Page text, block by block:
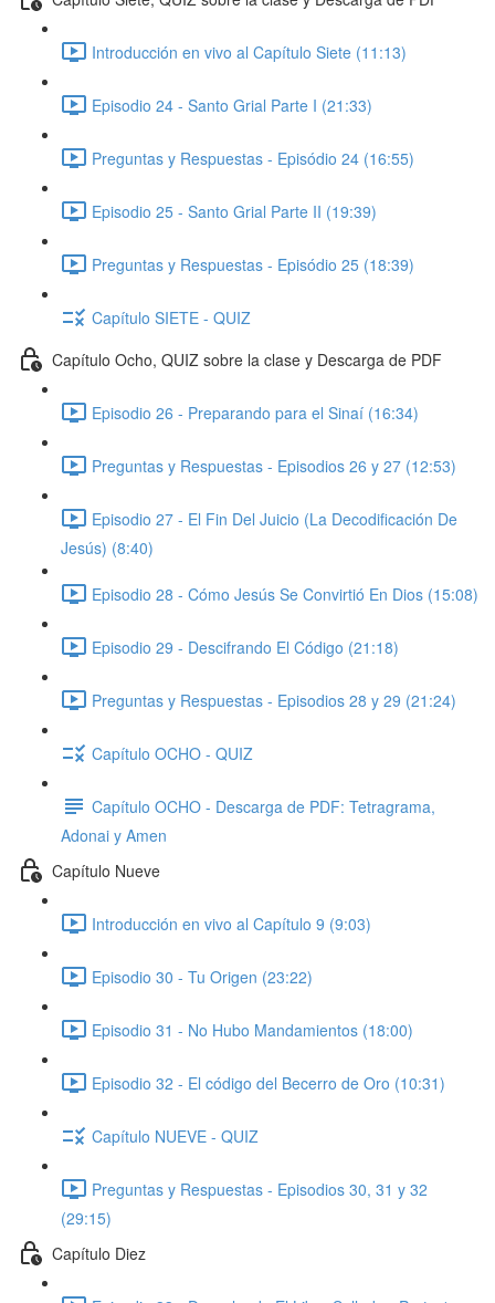
Introducción en vivo al Capítulo Siete (11:13)
Episodio 24 - Santo Grial Parte I (21:33)
Preguntas y Respuestas - Episódio 24 (16:55)
Episodio 25 - Santo Grial Parte II (19:39)
Preguntas y Respuestas - Episódio 25 (18:39)
Capítulo SIETE - QUIZ
Capítulo Ocho, QUIZ sobre la clase y Descarga de PDF
Episodio 26 - Preparando para el Sinaí (16:34)
Preguntas y Respuestas - Episodios 26 y 27 (12:53)
Episodio 27 - El Fin Del Juicio (La Decodificación De
Jesús) (8:40)
Episodio 28 - Cómo Jesús Se Convirtió En Dios (15:08)
Episodio 29 - Descifrando El Código (21:18)
Preguntas y Respuestas - Episodios 28 y 29 (21:24)
Capítulo OCHO - QUIZ
Capítulo OCHO - Descarga de PDF: Tetragrama,
Adonai y Amen
Capítulo Nueve
Introducción en vivo al Capítulo 9 (9:03)
Episodio 30 - Tu Origen (23:22)
Episodio 31 - No Hubo Mandamientos (18:00)
Episodio 32 - El código del Becerro de Oro (10:31)
Capítulo NUEVE - QUIZ
Preguntas y Respuestas - Episodios 30, 31 y 32
(29:15)
Capítulo Diez